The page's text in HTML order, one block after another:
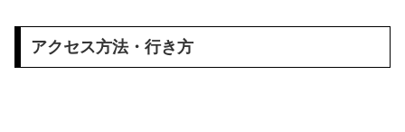
アクセス方法・行き方